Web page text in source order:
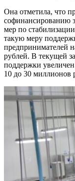
Она отметила, что
софинансированию
мер по
такую меру
предпринимателей
рублей. В текущей
поддержки
10 до 30 миллионов